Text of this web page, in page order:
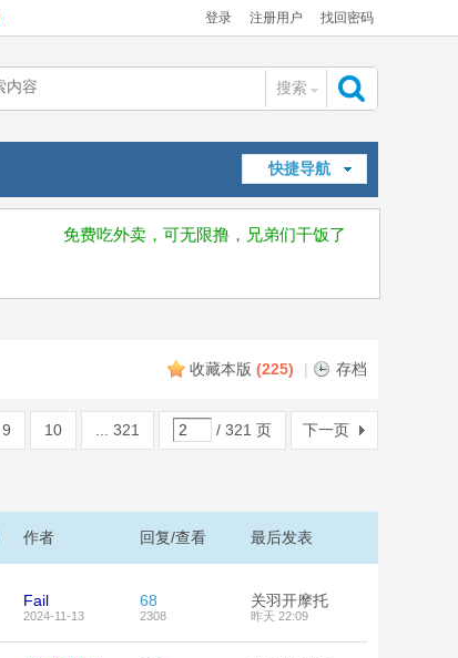
登录 注册用户 找回密码
搜索
索
快捷导航
免费吃外卖，可无限撸，兄弟们干饭了
收藏本版 (225) | 存档
9 10 ... 321 / 321 页 下一页
作者 回复/查看 最后发表
Fail
2024-11-13
68
2308
关羽开摩托
昨天 22:09